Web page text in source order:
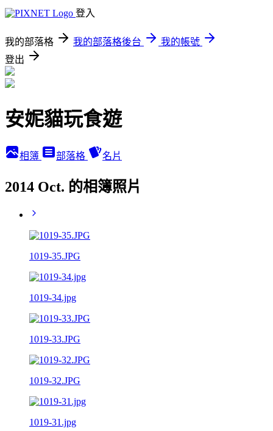
登入
我的部落格 我的部落格後台
我的帳號
登出
安妮貓玩食遊
相簿 部落格 名片
2014 Oct. 的相簿照片
1019-35.JPG
1019-34.jpg
1019-33.JPG
1019-32.JPG
1019-31.jpg